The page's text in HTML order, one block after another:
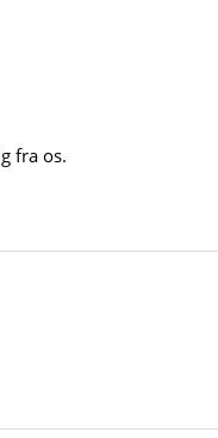
fra os.